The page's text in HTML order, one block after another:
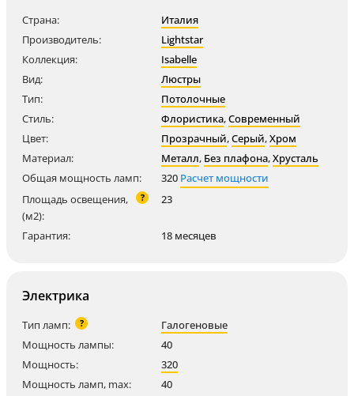
Страна:
Италия
Производитель:
Lightstar
Коллекция:
Isabelle
Вид:
Люстры
Тип:
Потолочные
Стиль:
Флористика,Современный
Цвет:
Прозрачный,Серый,Хром
Материал:
Металл, Без плафона,Хрусталь
Общая мощность ламп:
320 Расчет мощности
Площадь освещения,
(м2):
? 23
Гарантия: 18 месяцев
Электрика
Тип ламп: ?
Галогеновые
Мощность лампы:
40
Мощность:
320
Мощность ламп, max:
40